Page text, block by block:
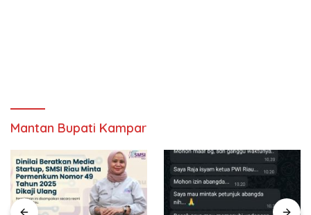
Mantan Bupati Kampar